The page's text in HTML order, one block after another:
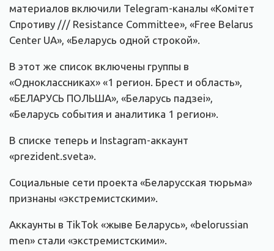
материалов включили Telegram-каналы «Комітет
Спротиву /// Resistance Committee», «Free Belarus
Center UA», «Беларусь одной строкой».
В этот же список включены группы в
«Одноклассниках» «1 регион. Брест и область»,
«БЕЛАРУСЬ ПОЛЬША», «Беларусь падзеi»,
«Беларусь события и аналитика 1 регион».
В списке теперь и Instagram-аккаунт
«prezident.sveta».
Социальные сети проекта «Беларусская тюрьма»
признаны «экстремистскими».
Аккаунты в TikTok «жыве Беларусь», «belorussian
men» стали «экстремистскими».